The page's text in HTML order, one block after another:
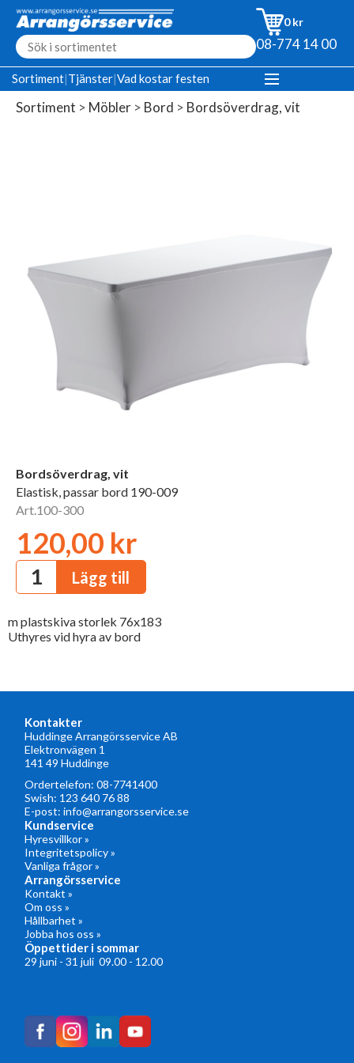
0 kr
08-774 14 00
Sortiment|Tjänster|Vad kostar festen
Sortiment > Möbler > Bord > Bordsöverdrag, vit
Bordsöverdrag, vit
Elastisk, passar bord 190-009
Art.100-300
120,00 kr
m plastskiva storlek 76x183
Uthyres vid hyra av bord
Kontakter
Huddinge Arrangörsservice AB
Elektronvägen 1
141 49 Huddinge
Ordertelefon: 08-7741400
Swish: 123 640 76 88
E-post: info@arrangorsservice.se
Kundservice
Hyresvillkor »
Integritetspolicy »
Vanliga frågor »
Arrangörsservice
Kontakt »
Om oss »
Hållbarhet »
Jobba hos oss »
Öppettider i sommar
29 juni - 31 juli 09.00 - 12.00